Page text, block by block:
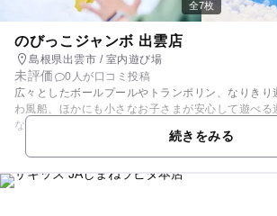
全7枚
のびっこジャンボ 出雲店
島根県出雲市 / 室内遊び場
未評価
0人が口コミ投稿
広々としたボールプールやトランポリン、なりきり
わ風船、ほかにも小さなお子さまが安心して遊べる
など、さまざまな遊びが充実！ お子さまが思いっ
るしかけをたくさんご用意しております。 また、アミューズメント用のゲ
ーム機は金額を気にせず遊ぶことができますよ♪
込みOK、保護者さまの途中交代OK、再入場OKで、
無料！ イートインコーナーも完備なので、1日中
続きをみる